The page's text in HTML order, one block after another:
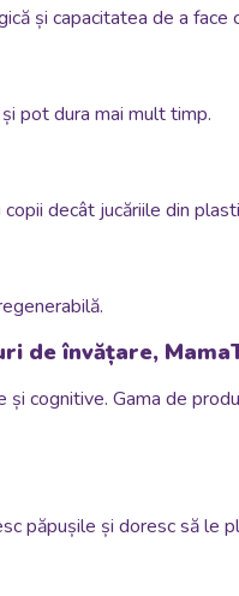
și capacitatea de a face
pot dura mai mult timp.
decât jucăriile din
de învățare,
și cognitive. Gama de
păpușile și doresc să le